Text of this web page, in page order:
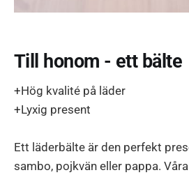
Till honom - ett bälte
+Hög kvalité på läder
+Lyxig present
Ett läderbälte är den perfekt
sambo, pojkvän eller pappa.